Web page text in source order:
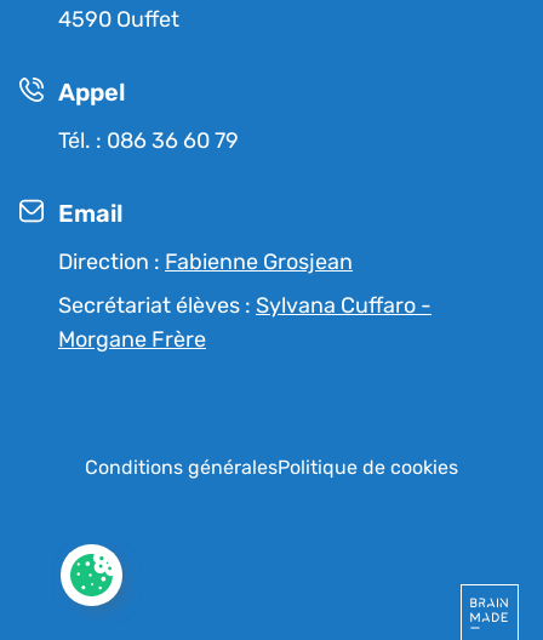
4590 Ouffet
Appel
Tél. : 086 36 60 79
Email
Direction : Fabienne Grosjean
Secrétariat élèves : Sylvana Cuffaro -
Morgane Frère
RGPD
Conditions généralesPolitique de cookies